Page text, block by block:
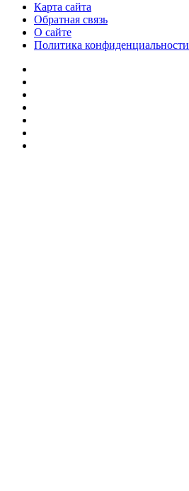
Карта сайта
Обратная связь
О сайте
Политика конфиденциальности